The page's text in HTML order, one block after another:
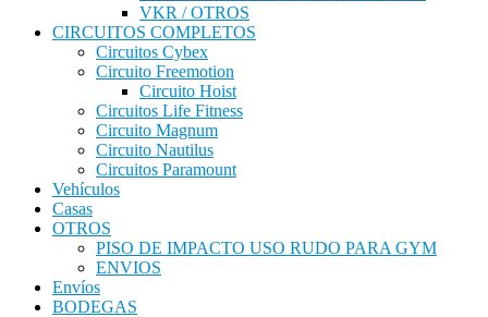
VKR / OTROS
CIRCUITOS COMPLETOS
Circuitos Cybex
Circuito Freemotion
Circuito Hoist
Circuitos Life Fitness
Circuito Magnum
Circuito Nautilus
Circuitos Paramount
Vehículos
Casas
OTROS
PISO DE IMPACTO USO RUDO PARA GYM
ENVIOS
Envíos
BODEGAS